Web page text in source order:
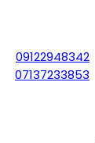
09122948342
07137233853